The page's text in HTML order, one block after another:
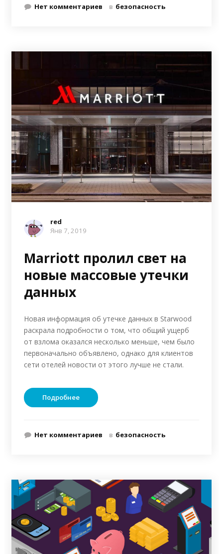
Нет комментариев в безопасность
red
Янв 7, 2019
Marriott пролил свет на
новые массовые утечки
данных
Новая информация об утечке данных в Starwood
раскрала подробности о том, что общий ущерб
от взлома оказался несколько меньше, чем было
первоначально объявлено, однако для клиентов
сети отелей новости от этого лучше не стали.
Подробнее
Нет комментариев в безопасность